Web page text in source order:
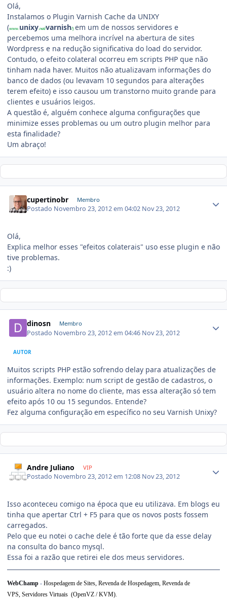
Olá,
Instalamos o Plugin Varnish Cache da UNIXY
(www. unixy .net/varnish/) em um de nossos servidores e
percebemos uma melhora incrível na abertura de sites
Wordpress e na redução significativa do load do servidor.
Contudo, o efeito colateral ocorreu em scripts PHP que não
tinham nada haver. Muitos não atualizavam informações do
banco de dados (ou levavam 10 segundos para alterações
terem efeito) e isso causou um transtorno muito grande para
clientes e usuários leigos.
A questão é, alguém conhece alguma configurações que
minimize esses problemas ou um outro plugin melhor para
esta finalidade?
Um abraço!
cupertinobr Membro
Postado Novembro 23, 2012 em 04:02 Nov 23, 2012
Olá,
Explica melhor esses "efeitos colaterais" uso esse plugin e não
tive problemas.
:)
dinosn Membro
Postado Novembro 23, 2012 em 04:46 Nov 23, 2012
AUTOR
Muitos scripts PHP estão sofrendo delay para atualizações de
informações. Exemplo: num script de gestão de cadastros, o
usuário altera no nome do cliente, mas essa alteração só tem
efeito após 10 ou 15 segundos. Entende?
Fez alguma configuração em específico no seu Varnish Unixy?
Andre Juliano VIP
Postado Novembro 23, 2012 em 12:08 Nov 23, 2012
Isso aconteceu comigo na época que eu utilizava. Em blogs eu
tinha que apertar Ctrl + F5 para que os novos posts fossem
carregados.
Pelo que eu notei o cache dele é tão forte que da esse delay
na consulta do banco mysql.
Essa foi a razão que retirei ele dos meus servidores.
WebChamp - Hospedagem de Sites, Revenda de Hospedagem, Revenda de
VPS, Servidores Virtuais (OpenVZ / KVM).